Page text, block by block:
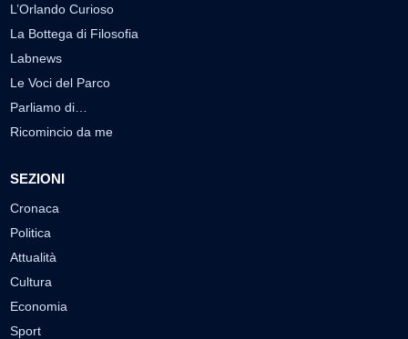
L’Orlando Curioso
La Bottega di Filosofia
Labnews
Le Voci del Parco
Parliamo di…
Ricomincio da me
SEZIONI
Cronaca
Politica
Attualità
Cultura
Economia
Sport